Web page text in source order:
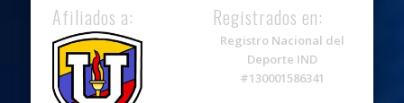
Afiliados a: Registrados en:
Registro Nacional del
Deporte IND
#130001586341